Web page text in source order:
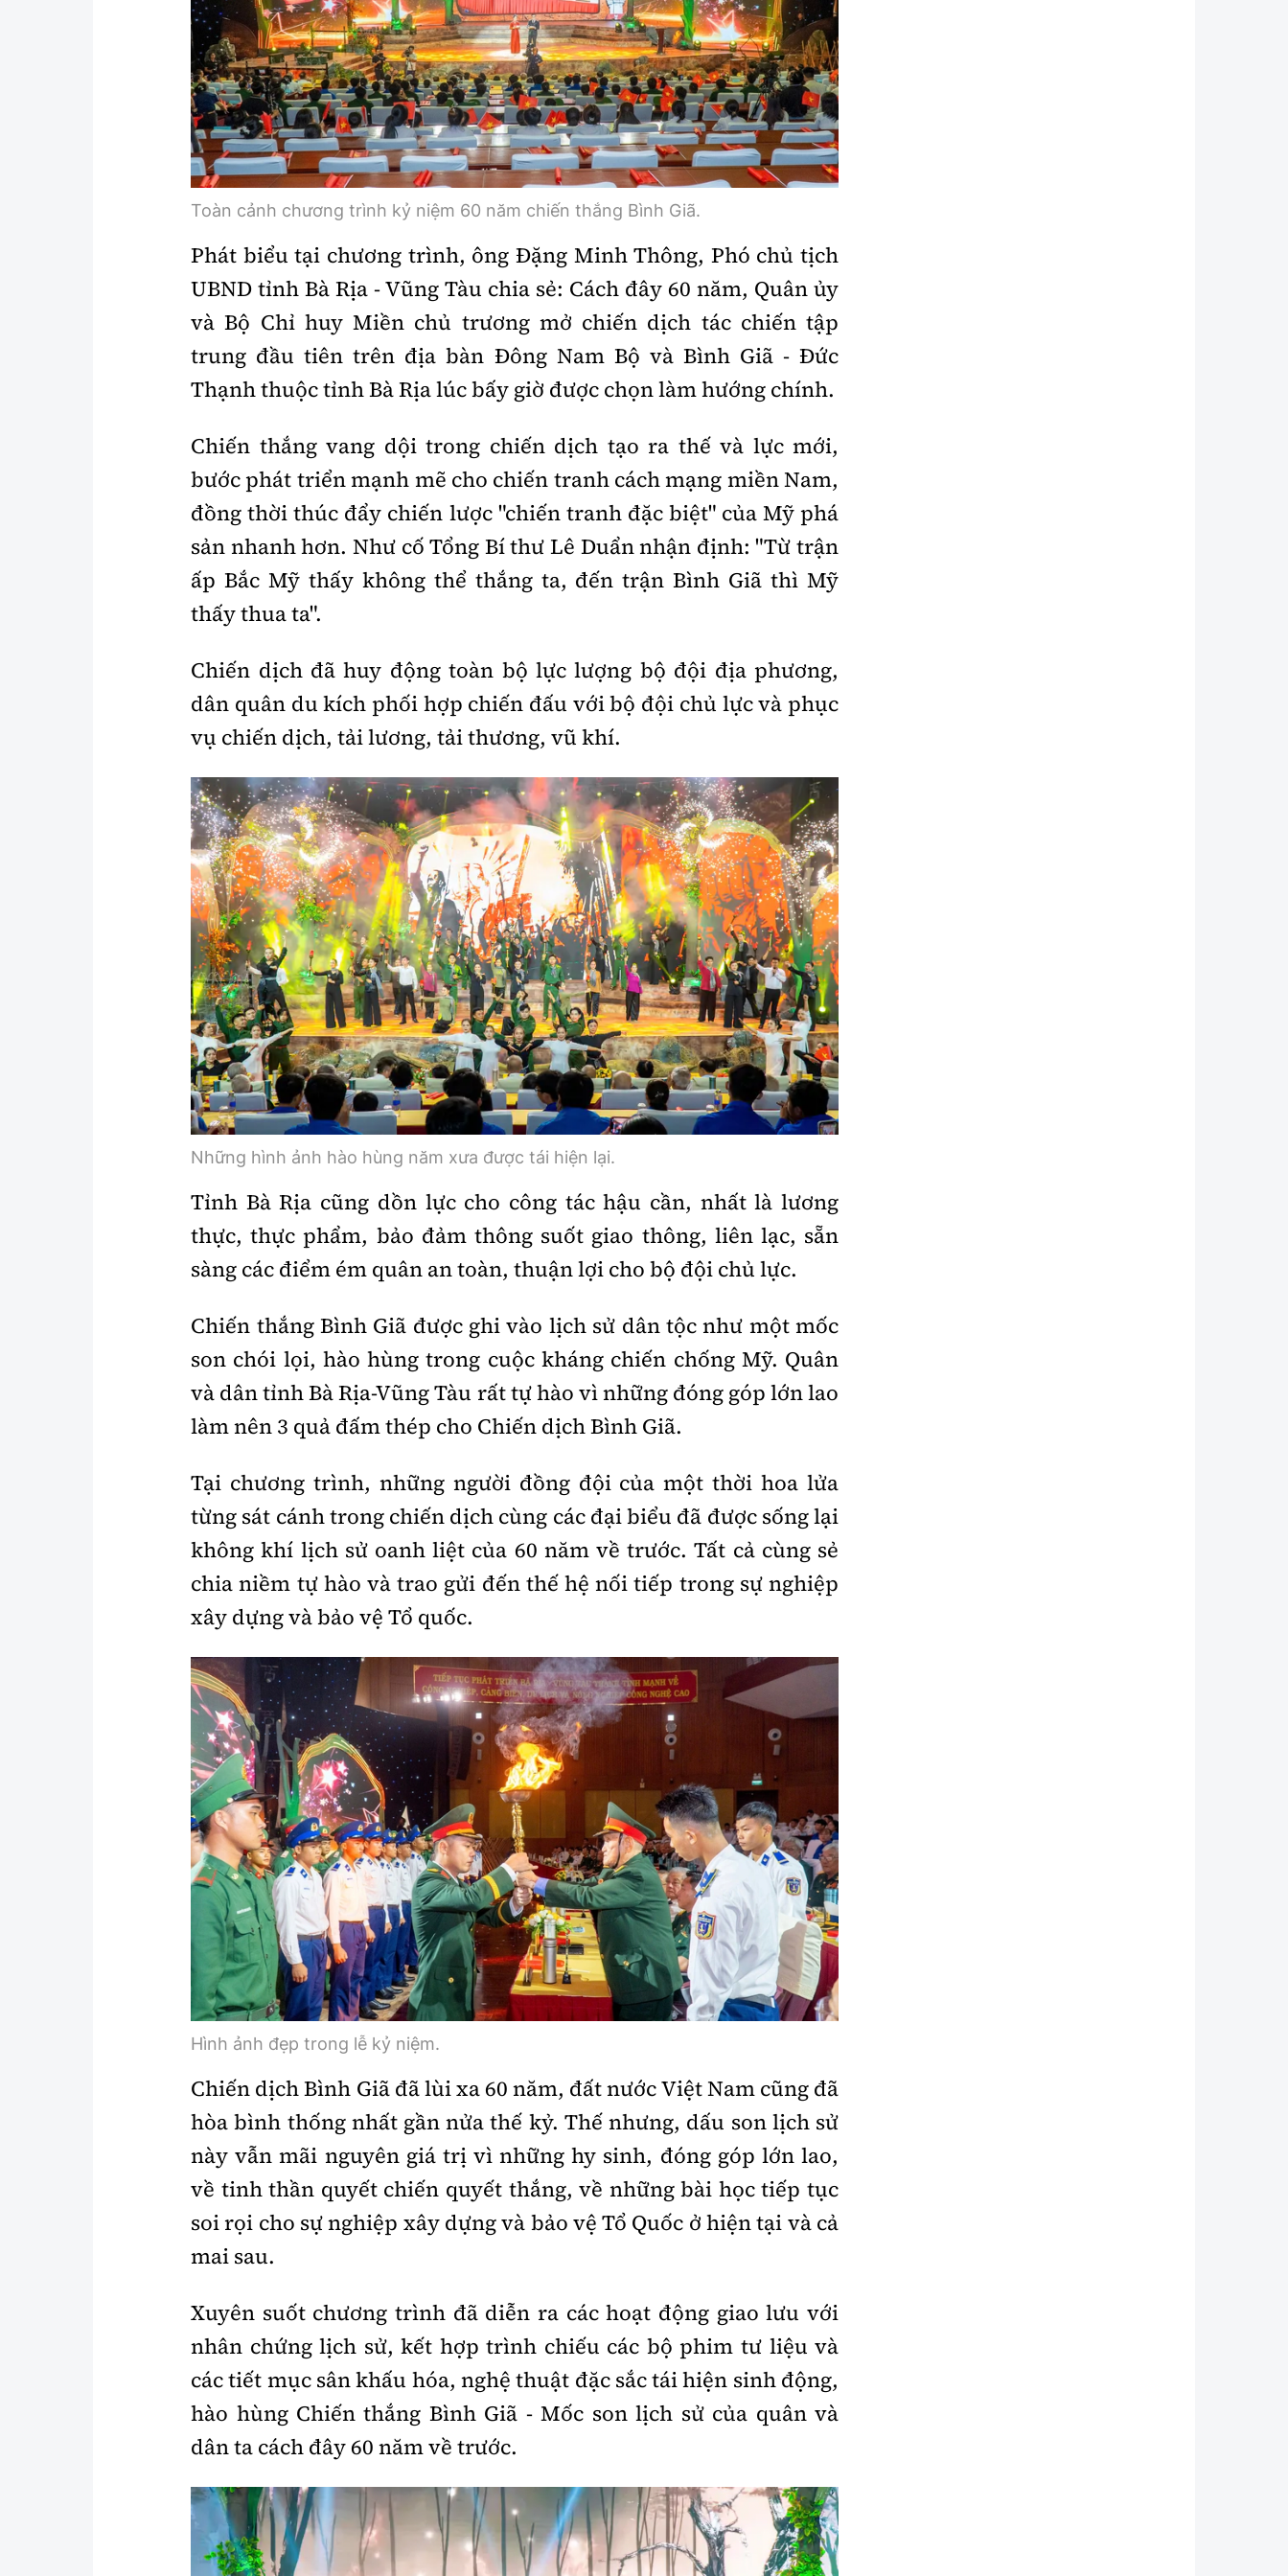
Lao động - Công đoàn
Showbiz
Điện ảnh
Âm nhạc
Bình luận
Hậu trường sao
360 độ thể thao
Sản phẩm mới
AI
Tư vấn
Thời sự Quốc tế
Hồ sơ tài liệu
Thế giới giao thông
Đi ++
Du lịch
Khám phá
Lối sống
Ẩm thực
Video
Thời sự
Khám phá
Camera giao thông
Câu chuyện giao thông
Lăng kính xây dựng
Giải trí - Thể thao
Toàn cảnh chương trình kỷ niệm 60 năm chiến thắng Bình Giã.
Phát biểu tại chương trình, ông Đặng Minh Thông, Phó chủ tịch
UBND tỉnh Bà Rịa - Vũng Tàu chia sẻ: Cách đây 60 năm, Quân ủy
và Bộ Chỉ huy Miền chủ trương mở chiến dịch tác chiến tập
trung đầu tiên trên địa bàn Đông Nam Bộ và Bình Giã - Đức
Thạnh thuộc tỉnh Bà Rịa lúc bấy giờ được chọn làm hướng chính.
Chiến thắng vang dội trong chiến dịch tạo ra thế và lực mới,
bước phát triển mạnh mẽ cho chiến tranh cách mạng miền Nam,
đồng thời thúc đẩy chiến lược "chiến tranh đặc biệt" của Mỹ phá
sản nhanh hơn. Như cố Tổng Bí thư Lê Duẩn nhận định: "Từ trận
ấp Bắc Mỹ thấy không thể thắng ta, đến trận Bình Giã thì Mỹ
thấy thua ta".
Chiến dịch đã huy động toàn bộ lực lượng bộ đội địa phương,
dân quân du kích phối hợp chiến đấu với bộ đội chủ lực và phục
vụ chiến dịch, tải lương, tải thương, vũ khí.
Những hình ảnh hào hùng năm xưa được tái hiện lại.
Tỉnh Bà Rịa cũng dồn lực cho công tác hậu cần, nhất là lương
thực, thực phẩm, bảo đảm thông suốt giao thông, liên lạc, sẵn
sàng các điểm ém quân an toàn, thuận lợi cho bộ đội chủ lực.
Chiến thắng Bình Giã được ghi vào lịch sử dân tộc như một mốc
son chói lọi, hào hùng trong cuộc kháng chiến chống Mỹ. Quân
và dân tỉnh Bà Rịa-Vũng Tàu rất tự hào vì những đóng góp lớn lao
làm nên 3 quả đấm thép cho Chiến dịch Bình Giã.
Tại chương trình, những người đồng đội của một thời hoa lửa
từng sát cánh trong chiến dịch cùng các đại biểu đã được sống lại
không khí lịch sử oanh liệt của 60 năm về trước. Tất cả cùng sẻ
chia niềm tự hào và trao gửi đến thế hệ nối tiếp trong sự nghiệp
xây dựng và bảo vệ Tổ quốc.
Hình ảnh đẹp trong lễ kỷ niệm.
Chiến dịch Bình Giã đã lùi xa 60 năm, đất nước Việt Nam cũng đã
hòa bình thống nhất gần nửa thế kỷ. Thế nhưng, dấu son lịch sử
này vẫn mãi nguyên giá trị vì những hy sinh, đóng góp lớn lao,
về tinh thần quyết chiến quyết thắng, về những bài học tiếp tục
soi rọi cho sự nghiệp xây dựng và bảo vệ Tổ Quốc ở hiện tại và cả
mai sau.
Xuyên suốt chương trình đã diễn ra các hoạt động giao lưu với
nhân chứng lịch sử, kết hợp trình chiếu các bộ phim tư liệu và
các tiết mục sân khấu hóa, nghệ thuật đặc sắc tái hiện sinh động,
hào hùng Chiến thắng Bình Giã - Mốc son lịch sử của quân và
dân ta cách đây 60 năm về trước.